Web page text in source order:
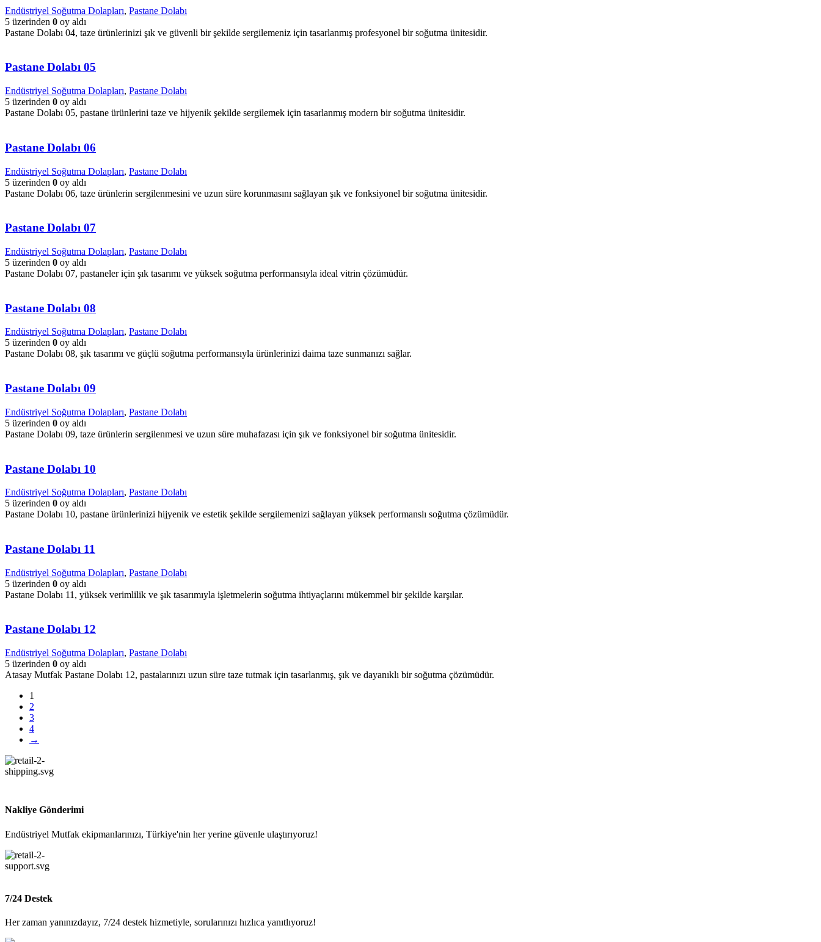
Endüstriyel Soğutma Dolapları, Pastane Dolabı
5 üzerinden 0 oy aldı
Pastane Dolabı 04, taze ürünlerinizi şık ve güvenli bir şekilde sergilemeniz için tasarlanmış profesyonel bir soğutma ünitesidir.
Pastane Dolabı 05
Endüstriyel Soğutma Dolapları, Pastane Dolabı
5 üzerinden 0 oy aldı
Pastane Dolabı 05, pastane ürünlerini taze ve hijyenik şekilde sergilemek için tasarlanmış modern bir soğutma ünitesidir.
Pastane Dolabı 06
Endüstriyel Soğutma Dolapları, Pastane Dolabı
5 üzerinden 0 oy aldı
Pastane Dolabı 06, taze ürünlerin sergilenmesini ve uzun süre korunmasını sağlayan şık ve fonksiyonel bir soğutma ünitesidir.
Pastane Dolabı 07
Endüstriyel Soğutma Dolapları, Pastane Dolabı
5 üzerinden 0 oy aldı
Pastane Dolabı 07, pastaneler için şık tasarımı ve yüksek soğutma performansıyla ideal vitrin çözümüdür.
Pastane Dolabı 08
Endüstriyel Soğutma Dolapları, Pastane Dolabı
5 üzerinden 0 oy aldı
Pastane Dolabı 08, şık tasarımı ve güçlü soğutma performansıyla ürünlerinizi daima taze sunmanızı sağlar.
Pastane Dolabı 09
Endüstriyel Soğutma Dolapları, Pastane Dolabı
5 üzerinden 0 oy aldı
Pastane Dolabı 09, taze ürünlerin sergilenmesi ve uzun süre muhafazası için şık ve fonksiyonel bir soğutma ünitesidir.
Pastane Dolabı 10
Endüstriyel Soğutma Dolapları, Pastane Dolabı
5 üzerinden 0 oy aldı
Pastane Dolabı 10, pastane ürünlerinizi hijyenik ve estetik şekilde sergilemenizi sağlayan yüksek performanslı soğutma çözümüdür.
Pastane Dolabı 11
Endüstriyel Soğutma Dolapları, Pastane Dolabı
5 üzerinden 0 oy aldı
Pastane Dolabı 11, yüksek verimlilik ve şık tasarımıyla işletmelerin soğutma ihtiyaçlarını mükemmel bir şekilde karşılar.
Pastane Dolabı 12
Endüstriyel Soğutma Dolapları, Pastane Dolabı
5 üzerinden 0 oy aldı
Atasay Mutfak Pastane Dolabı 12, pastalarınızı uzun süre taze tutmak için tasarlanmış, şık ve dayanıklı bir soğutma çözümüdür.
1
2
3
4
→
Nakliye Gönderimi
Endüstriyel Mutfak ekipmanlarınızı, Türkiye'nin her yerine güvenle ulaştırıyoruz!
7/24 Destek
Her zaman yanınızdayız, 7/24 destek hizmetiyle, sorularınızı hızlıca yanıtlıyoruz!